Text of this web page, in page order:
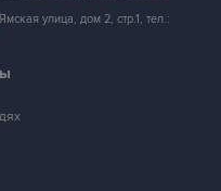
улица, дом 2, стр.1, тел.: